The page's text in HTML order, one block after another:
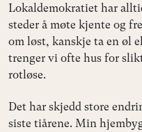
Lokaldemokratiet har
steder å møte kjente og
om løst, kanskje ta en øl
trenger vi ofte hus for
rotløse.
Det har skjedd store
siste tiårene. Min